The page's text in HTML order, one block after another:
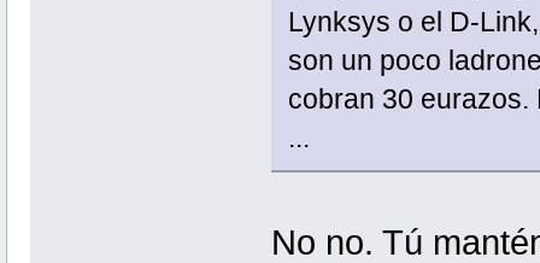
Lynksys o el D-
son un poco
cobran 30
...
No no. Tú